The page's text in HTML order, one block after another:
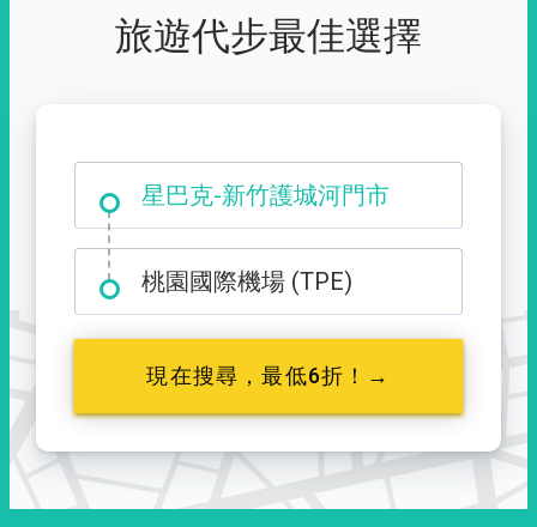
旅遊代步最佳選擇
大霸尖山登山口
桃園國際機場 (TPE)
現在搜尋，最低6折！→